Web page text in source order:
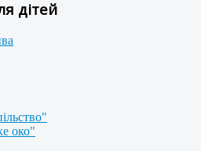
дітей
око"